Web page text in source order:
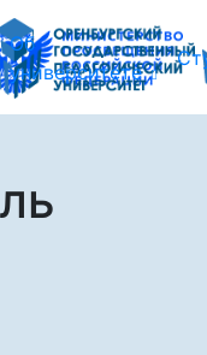
Об
университете